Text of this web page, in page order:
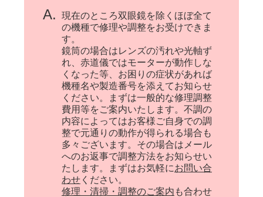
A.
現在のところ双眼鏡を除くほぼ全て
の機種で修理や調整をお受けできま
す。
鏡筒の場合はレンズの汚れや光軸ず
れ、赤道儀ではモーターが動作しな
くなった等、お困りの症状があれば
機種名や製造番号を添えてお知らせ
ください。まずは一般的な修理調整
費用等をご案内いたします。不調の
内容によってはお客様ご自身での調
整で元通りの動作が得られる場合も
多々ございます。その場合はメール
へのお返事で調整方法をお知らせい
たします。まずはお気軽にお問い合
わせください。
修理・清掃・調整のご案内 も合わせ